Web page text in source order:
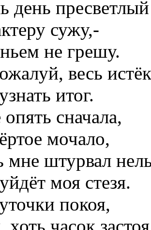
день
сужу,-
не грешу.
весь
итог.
сначала,
мочало,
мне штурвал
моя стезя.
покоя,